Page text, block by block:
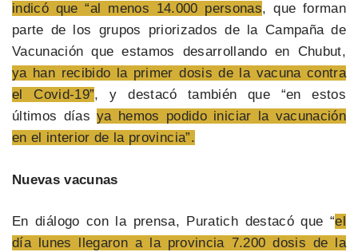
indicó que “al menos 14.000 personas, que forman
parte de los grupos priorizados de la Campaña de
Vacunación que estamos desarrollando en Chubut,
ya han recibido la primer dosis de la vacuna contra
el Covid-19”, y destacó también que “en estos
últimos díasya hemos podido iniciar la vacunación
en el interior de la provincia”.
Nuevas vacunas
En diálogo con la prensa, Puratich destacó que “el
día lunes llegaron a la provincia 7.200 dosis de la